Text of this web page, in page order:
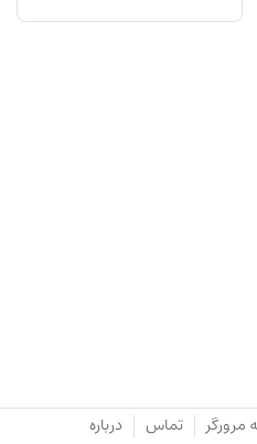
مرورگر تماس درباره